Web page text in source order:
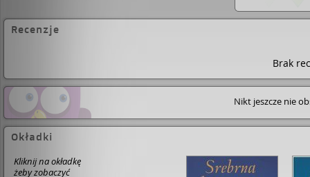
Recenzje
Brak
Nikt jeszcze nie
Okładki
Kliknij na okładkę
żeby zobaczyć